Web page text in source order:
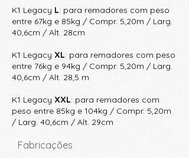
K1 Legacy L: para remadores com peso
entre 67kg e 85kg / Compr. 5,20m / Larg.
40,6cm / Alt. 28cm
K1 Legacy XL: para remadores com peso
entre 76kg e 94kg / Compr. 5,20m / Larg.
40,6cm / Alt. 28,5 m
K1 Legacy XXL: para remadores com
peso entre 85kg e 104kg / Compr. 5,20m
/ Larg. 40,6cm / Alt. 29cm
Fabricações